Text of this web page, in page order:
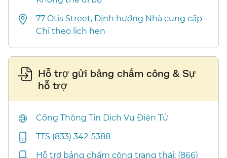
77 Otis Street, Định hướng Nhà cung cấp -
Chỉ theo lịch hẹn​​
Hỗ trợ gửi bảng chấm công & Sự
hỗ trợ​​
Cổng Thông Tin Dịch Vụ Điện Tử​​
TTS (833) 342-5388​​
Hỗ trợ bảng chấm công trạng thái: (866)